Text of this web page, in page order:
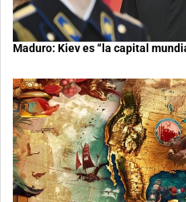
Maduro: Kiev es “la capital